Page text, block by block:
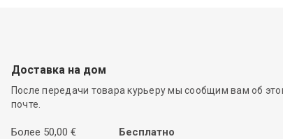
Доставка на дом
После передачи товара курьеру мы сообщим вам об
почте.
Более 50,00 € Бесплатно